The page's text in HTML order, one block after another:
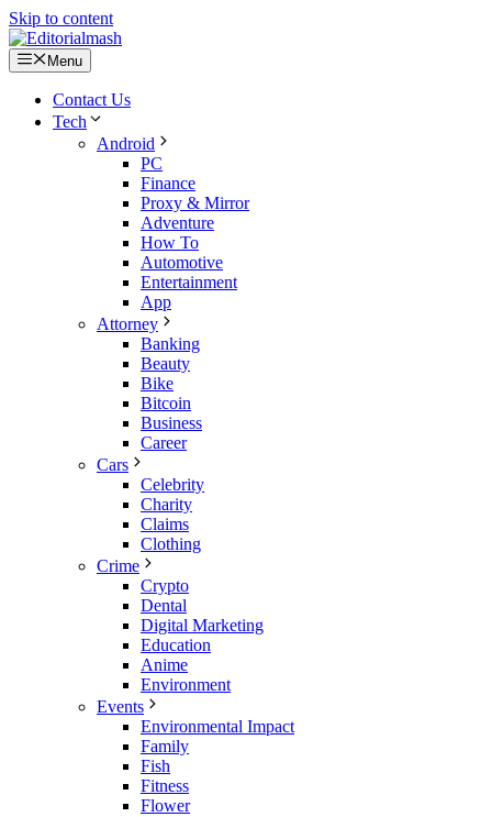
Skip to content
Menu
Contact Us
Tech
Android
PC
Finance
Proxy & Mirror
Adventure
How To
Automotive
Entertainment
App
Attorney
Banking
Beauty
Bike
Bitcoin
Business
Career
Cars
Celebrity
Charity
Claims
Clothing
Crime
Crypto
Dental
Digital Marketing
Education
Anime
Environment
Events
Environmental Impact
Family
Fish
Fitness
Flower